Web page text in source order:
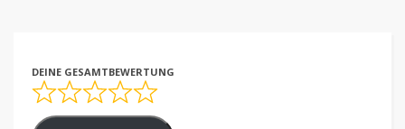
DEINE GESAMTBEWERTUNG